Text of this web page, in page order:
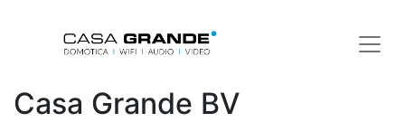
Casa Grande BV